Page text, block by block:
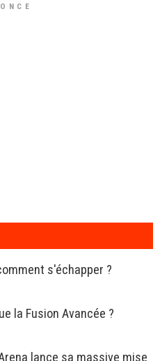
s'échapper ?
la Fusion Avancée ?
lance sa massive mise